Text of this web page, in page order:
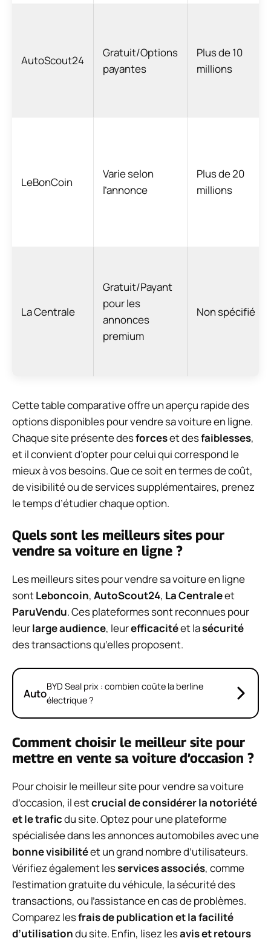
AutoScout24
Gratuit/Options
payantes
Plus de 10
millions
LeBonCoin
Varie selon
l’annonce
Plus de 20
millions
La Centrale
Gratuit/Payant
pour les
annonces
premium
Non spécifié
Cette table comparative offre un aperçu rapide des
options disponibles pour vendre sa voiture en ligne.
Chaque site présente desforceset desfaiblesses,
et il convient d’opter pour celui qui correspond le
mieux à vos besoins. Que ce soit en termes de coût,
de visibilité ou de services supplémentaires, prenez
le temps d’étudier chaque option.
Quels sont les meilleurs sites pour
vendre sa voiture en ligne ?
Les meilleurs sites pour vendre sa voiture en ligne
sontLeboncoin, AutoScout24, La Centraleet
ParuVendu. Ces plateformes sont reconnues pour
leurlarge audience, leurefficacitéet lasécurité
des transactions qu’elles proposent.
AutoBYD Seal prix : combien coûte la berline
électrique ?
Comment choisir le meilleur site pour
mettre en vente sa voiture d’occasion ?
Pour choisir le meilleur site pour vendre sa voiture
d’occasion, il estcrucial de considérer la notoriété
et le traficdu site. Optez pour une plateforme
spécialisée dans les annonces automobiles avec une
bonne visibilitéet un grand nombre d’utilisateurs.
Vérifiez également lesservices associés, comme
l’estimation gratuite du véhicule, la sécurité des
transactions, ou l’assistance en cas de problèmes.
Comparez lesfrais de publication et la facilité
d’utilisationdu site. Enfin, lisez lesavis et retours